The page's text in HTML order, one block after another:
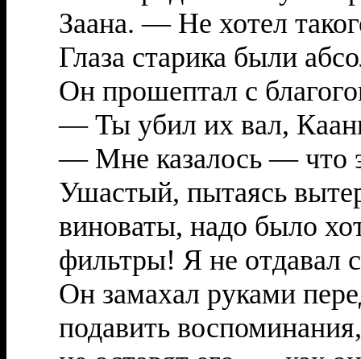
Заана. — Не хотел
Глаза старика были
Он прошептал с
— Ты убил их вал,
— Мне казалось — что
Ушастый, пытаясь
виноваты, надо было
фильтры! Я не отдавал
Он замахал руками
подавить